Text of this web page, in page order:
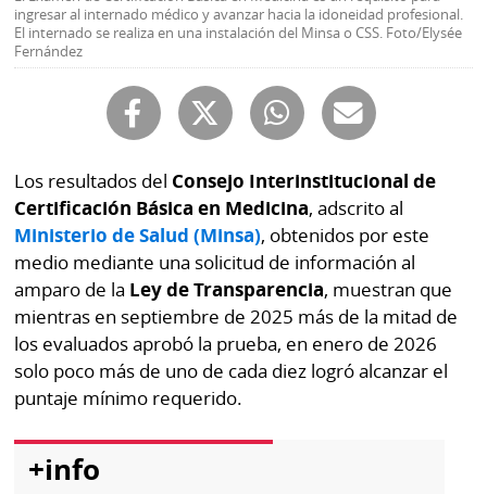
Comunicados
Catálogos
Kiosko
digital
Luctuosas
RSS
Autores
al
lector
Buenas
prácticas
OTROS
SITIOS
Metro
por
Mi
Diario
ingresar al internado médico y avanzar hacia la idoneidad profesional.
El internado se realiza en una instalación del Minsa o CSS. Foto/Elysée
Fernández
Los resultados del Consejo Interinstitucional de
Certificación Básica en Medicina, adscrito al
Ministerio de Salud (Minsa), obtenidos por este
medio mediante una solicitud de información al
amparo de la Ley de Transparencia, muestran que
mientras en septiembre de 2025 más de la mitad de
los evaluados aprobó la prueba, en enero de 2026
solo poco más de uno de cada diez logró alcanzar el
puntaje mínimo requerido.
+info